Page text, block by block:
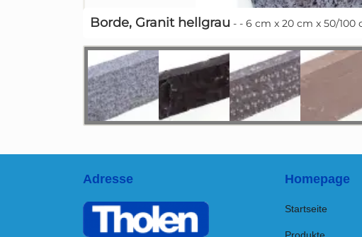
Borde, Granit hellgrau - - 6 cm x 20 cm x 50/100
Adresse Homepage
Startseite